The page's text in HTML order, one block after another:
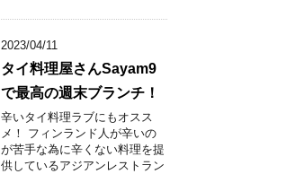
2023/04/11
タイ料理屋さんSayam9
で最高の週末ブランチ！
辛いタイ料理ラブにもオスス
メ！ フィンランド人が辛いの
が苦手な為に辛くない料理を提
供しているアジアンレストラン